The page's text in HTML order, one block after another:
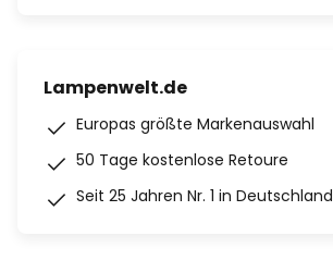
Lampenwelt.de
Europas größte Markenauswahl
50 Tage kostenlose Retoure
Seit 25 Jahren Nr. 1 in Deutschland